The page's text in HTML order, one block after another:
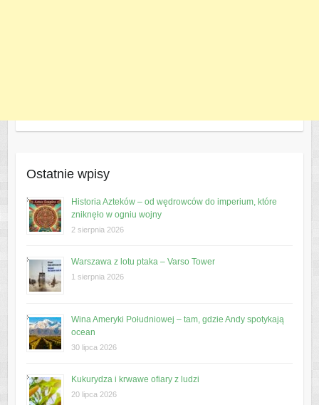
Ostatnie wpisy
Historia Azteków – od wędrowców do imperium, które
zniknęło w ogniu wojny
2 sierpnia 2026
Warszawa z lotu ptaka – Varso Tower
1 sierpnia 2026
Wina Ameryki Południowej – tam, gdzie Andy spotykają
ocean
30 lipca 2026
Kukurydza i krwawe ofiary z ludzi
20 lipca 2026